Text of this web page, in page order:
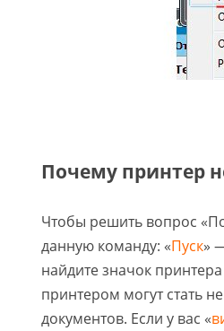
Почему принтер
Чтобы решить вопрос
данную команду: «Пуск»
найдите значок
принтером могут стать
документов. Если у вас «